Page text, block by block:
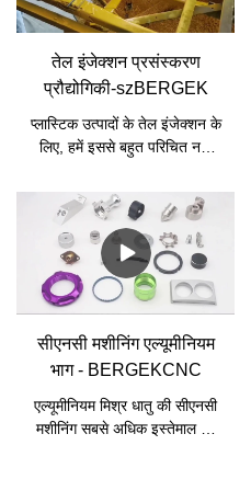
लचीलापन है। एकल प्रसंस्करण
मजबूत तकनीकी सहायता प्रदान
करता है, इस प्रकार मोल्ड के उपयोग
को कम करता है।
तेल इंजेक्शन प्रसंस्करण
प्रौद्योगिकी-szBERGEK
प्लास्टिक उत्पादों के तेल इंजेक्शन के
लिए, हमें इससे बहुत परिचित नहीं
कारखाना आपको तेल इंजेक्शन
प्रसंस्करण प्रक्रिया और परिचालन
सावधानियों के बारे में बताएगा। इन
ज्ञान बिंदुओं को जानने के बाद, मुझे
विश्वास है कि जब हम प्लास्टिक
उत्पादों को तेल इंजेक्शन देंगे तो हम
और अधिक सहज होंगे।
सीएनसी मशीनिंग एल्यूमीनियम
भाग - BERGEKCNC
एल्यूमीनियम मिश्र धातु की सीएनसी
मशीनिंग सबसे अधिक इस्तेमाल की